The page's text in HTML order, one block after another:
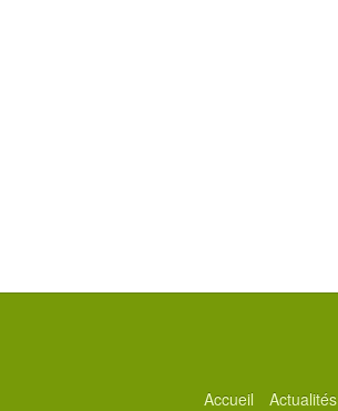
Accueil Actualités